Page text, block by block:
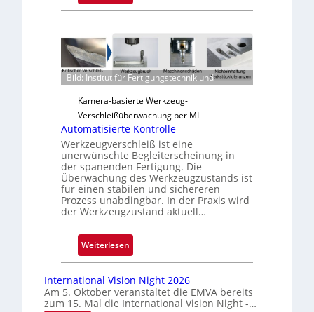
Z
v
r
l
s
i
g
e
D
r
u
k
m
r
k
Bild: Institut für Fertigungstechnik und
Kamera-basierte Werkzeug-
Verschleißüberwachung per ML
Automatisierte Kontrolle
Werkzeugverschleiß ist eine
unerwünschte Begleiterscheinung in
der spanenden Fertigung. Die
Überwachung des Werkzeugzustands ist
für einen stabilen und sichereren
Prozess unabdingbar. In der Praxis wird
der Werkzeugzustand aktuell…
Weiterlesen:
A
t
o
International Vision Night 2026
Am 5. Oktober veranstaltet die EMVA bereits
zum 15. Mal die International Vision Night -…